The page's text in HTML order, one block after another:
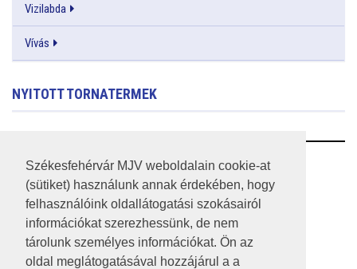
Székesfehérvár MJV weboldalain cookie-at
(sütiket) használunk annak érdekében, hogy
felhasználóink oldallátogatási szokásairól
információkat szerezhessünk, de nem
tárolunk személyes információkat. Ön az
oldal meglátogatásával hozzájárul a a
Vizilabda
Vívás
NYITOTT TORNATERMEK
RSS
A HONLAP 2017.03.31-I ÁLLAPOTA
JOGI NYILATKOZAT
IMPRESSZUM